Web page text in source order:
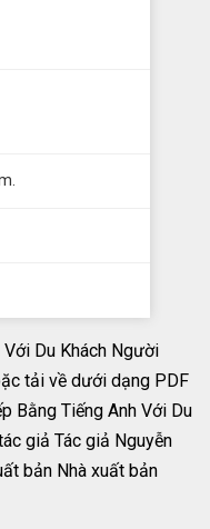
Du Khách Người
tải về dưới dạng PDF
Bằng Tiếng Anh Với Du
giả Tác giả Nguyễn
bản Nhà xuất bản